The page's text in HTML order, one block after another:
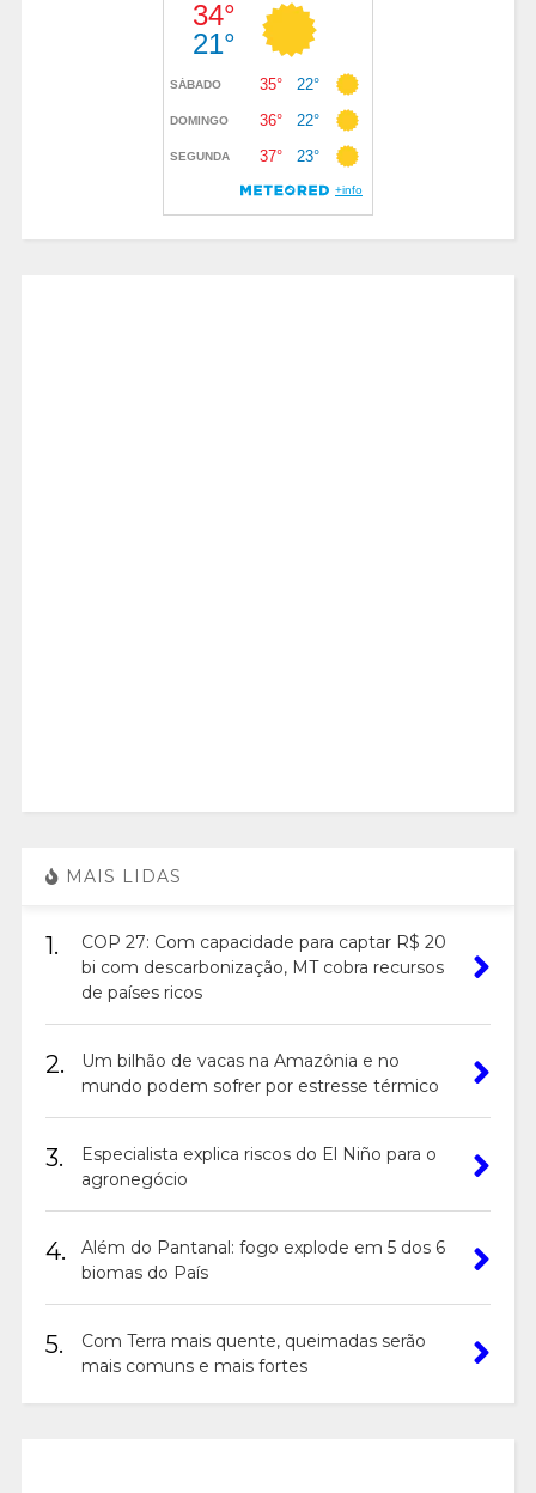
MAIS LIDAS
1.
COP 27: Com capacidade para captar R$ 20
bi com descarbonização, MT cobra recursos
de países ricos
2.
Um bilhão de vacas na Amazônia e no
mundo podem sofrer por estresse térmico
3.
Especialista explica riscos do El Niño para o
agronegócio
4.
Além do Pantanal: fogo explode em 5 dos 6
biomas do País
5.
Com Terra mais quente, queimadas serão
mais comuns e mais fortes